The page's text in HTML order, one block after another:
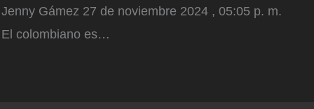
Jenny Gámez 27 de noviembre 2024 , 05:05 p. m.
El colombiano es…